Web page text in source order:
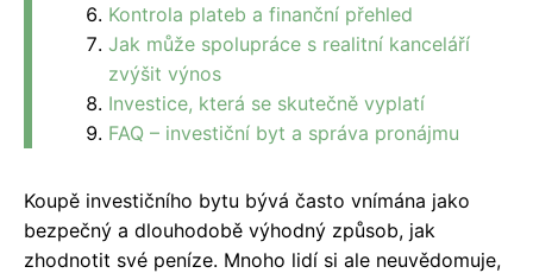
Kontrola plateb a finanční přehled
Jak může spolupráce s realitní kanceláří
zvýšit výnos
Investice, která se skutečně vyplatí
FAQ – investiční byt a správa pronájmu
Koupě investičního bytu bývá často vnímána jako
bezpečný a dlouhodobě výhodný způsob, jak
zhodnotit své peníze. Mnoho lidí si ale neuvědomuje,